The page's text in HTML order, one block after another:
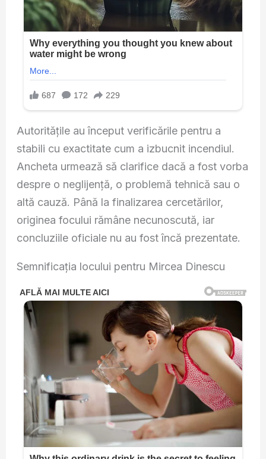
Autoritățile au început verificările pentru a
stabili cu exactitate cum a izbucnit incendiul.
Ancheta urmează să clarifice dacă a fost vorba
despre o neglijență, o problemă tehnică sau o
altă cauză. Până la finalizarea cercetărilor,
originea focului rămâne necunoscută, iar
concluziile oficiale nu au fost încă prezentate.
Semnificația locului pentru Mircea Dinescu